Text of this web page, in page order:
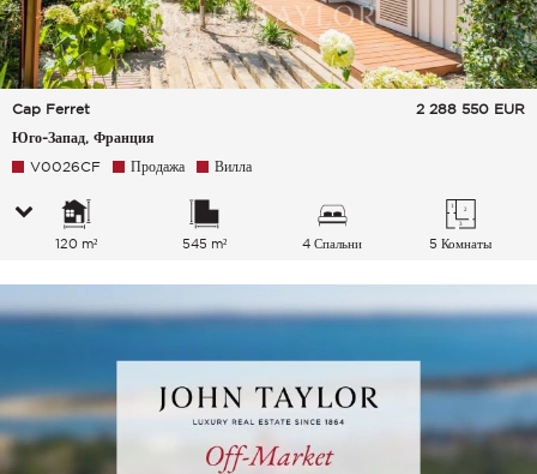
Cap Ferret
Юго-Запад, Франция
2 288 550 EUR
V0026CF Продажа Вилла
120 m² 545 m² 4 Спальни 5 Комнаты